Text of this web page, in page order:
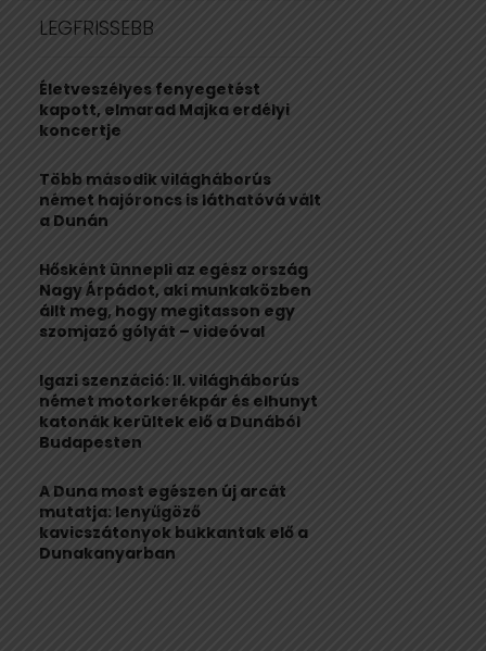
h
o
r
:
H
LEGFRISSEBB
Életveszélyes fenyegetést
kapott, elmarad Majka erdélyi
koncertje
Több második világháborús
német hajóroncs is láthatóvá vált
a Dunán
Hősként ünnepli az egész ország
Nagy Árpádot, aki munkaközben
állt meg, hogy megitasson egy
szomjazó gólyát – videóval
Igazi szenzáció: II. világháborús
német motorkerékpár és elhunyt
katonák kerültek elő a Dunából
Budapesten
A Duna most egészen új arcát
mutatja: lenyűgöző
kavicszátonyok bukkantak elő a
Dunakanyarban